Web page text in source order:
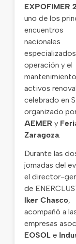
EXPOFIMER
uno de los
encuentros
nacionales
operación y el
activos
celebrado en
organizado
AEMER y
Zaragoza
Durante las
jornadas del
el director-
de
Iker Chasco,
acompañó a
empresas
EOSOL e